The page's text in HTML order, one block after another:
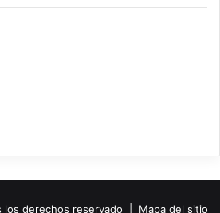
los derechos reservado | Mapa del sitio